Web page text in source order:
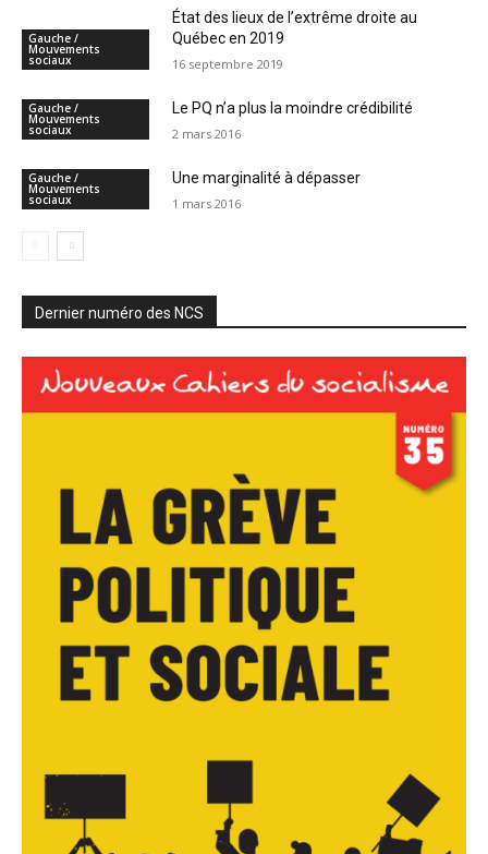
Gauche /
Mouvements
sociaux
État des lieux de l’extrême droite au
Québec en 2019
16 septembre 2019
Gauche /
Mouvements
sociaux
Le PQ n’a plus la moindre crédibilité
2 mars 2016
Gauche /
Mouvements
sociaux
Une marginalité à dépasser
1 mars 2016
Dernier numéro des NCS